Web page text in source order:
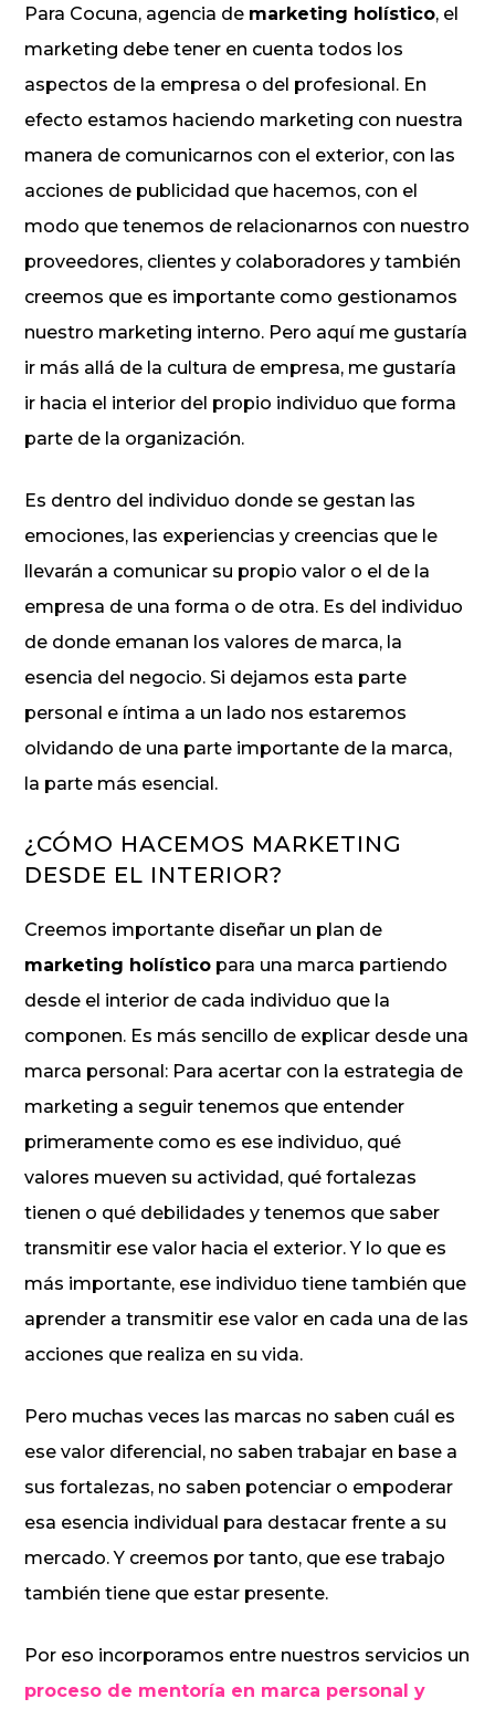
Para Cocuna, agencia de marketing holístico, el
marketing debe tener en cuenta todos los
aspectos de la empresa o del profesional. En
efecto estamos haciendo marketing con nuestra
manera de comunicarnos con el exterior, con las
acciones de publicidad que hacemos, con el
modo que tenemos de relacionarnos con nuestro
proveedores, clientes y colaboradores y también
creemos que es importante como gestionamos
nuestro marketing interno. Pero aquí me gustaría
ir más allá de la cultura de empresa, me gustaría
ir hacia el interior del propio individuo que forma
parte de la organización.
Es dentro del individuo donde se gestan las
emociones, las experiencias y creencias que le
llevarán a comunicar su propio valor o el de la
empresa de una forma o de otra. Es del individuo
de donde emanan los valores de marca, la
esencia del negocio. Si dejamos esta parte
personal e íntima a un lado nos estaremos
olvidando de una parte importante de la marca,
la parte más esencial.
¿CÓMO HACEMOS MARKETING
DESDE EL INTERIOR?
Creemos importante diseñar un plan de
marketing holístico para una marca partiendo
desde el interior de cada individuo que la
componen. Es más sencillo de explicar desde una
marca personal: Para acertar con la estrategia de
marketing a seguir tenemos que entender
primeramente como es ese individuo, qué
valores mueven su actividad, qué fortalezas
tienen o qué debilidades y tenemos que saber
transmitir ese valor hacia el exterior. Y lo que es
más importante, ese individuo tiene también que
aprender a transmitir ese valor en cada una de las
acciones que realiza en su vida.
Pero muchas veces las marcas no saben cuál es
ese valor diferencial, no saben trabajar en base a
sus fortalezas, no saben potenciar o empoderar
esa esencia individual para destacar frente a su
mercado. Y creemos por tanto, que ese trabajo
también tiene que estar presente.
Por eso incorporamos entre nuestros servicios un
proceso de mentoría en marca personal y